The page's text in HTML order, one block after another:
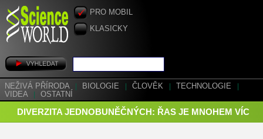
PRO MOBIL
KLASICKY
NEŽIVÁ PŘÍRODA BIOLOGIE ČLOVĚK TECHNOLOGIE
VIDEA
OSTATNÍ
DIVERZITA JEDNOBUNĚČNÝCH: ŘAS JE MNOHEM VÍC